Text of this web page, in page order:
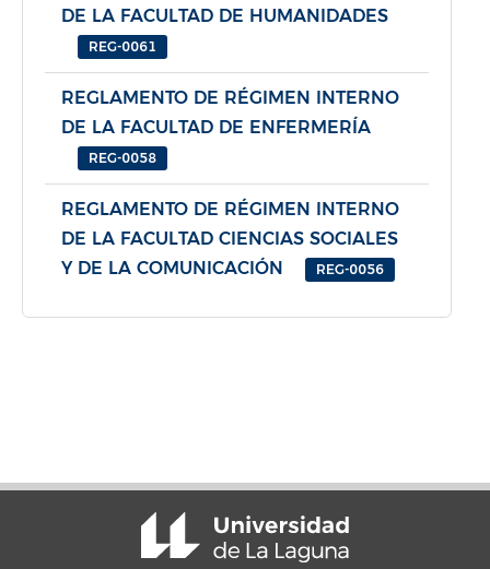
DE LA FACULTAD DE HUMANIDADES
REG-0061
REGLAMENTO DE RÉGIMEN INTERNO
DE LA FACULTAD DE ENFERMERÍA
REG-0058
REGLAMENTO DE RÉGIMEN INTERNO
DE LA FACULTAD CIENCIAS SOCIALES
Y DE LA COMUNICACIÓN
REG-0056